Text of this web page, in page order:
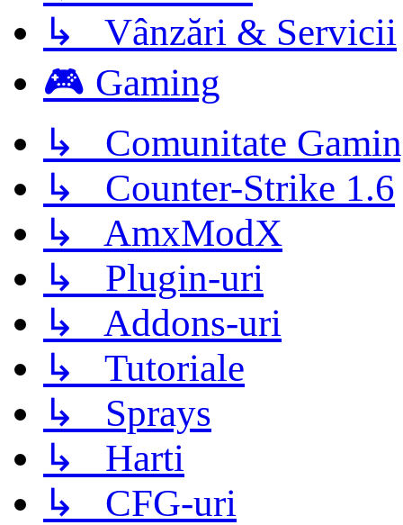
↳ Vânzări & Servicii
🎮 Gaming
↳ Comunitate
↳ Counter-Strike 1.6
↳ AmxModX
↳ Plugin-uri
↳ Addons-uri
↳ Tutoriale
↳ Sprays
↳ Harti
↳ CFG-uri